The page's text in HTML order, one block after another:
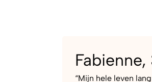
Fabienne,
“Mijn hele leven